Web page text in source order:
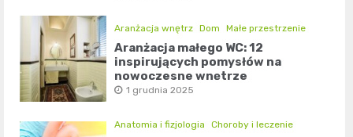
Aranżacja wnętrz Dom Małe przestrzenie
Aranżacja małego WC: 12
inspirujących pomysłów na
nowoczesne wnętrze
1 grudnia 2025
Anatomia i fizjologia
Choroby i leczenie